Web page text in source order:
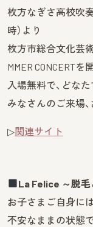
枚方なぎさ高校吹奏
時）より
枚方市総合文化芸
MMER CONCERTを
入場無料で、どな
みなさんのご来場
▷関連サイト
︎La Felice ～脱
お子さまご自身に
不安なままの状態